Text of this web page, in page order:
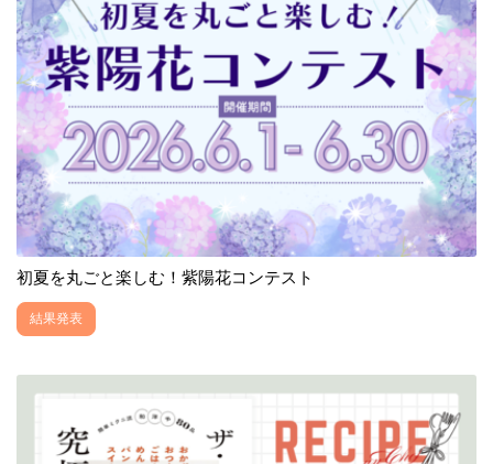
初夏を丸ごと楽しむ！紫陽花コンテスト
結果発表